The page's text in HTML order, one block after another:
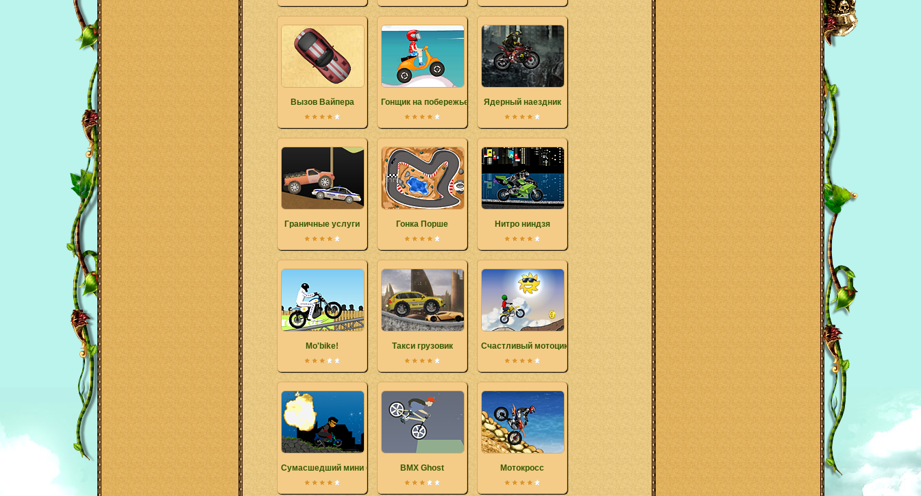
Вызов Вайпера Гонщик на побережье Ядерный наездник
Граничные услуги Гонка Порше Нитро ниндзя
Mo'bike! Такси грузовик Счастливый мотоциклист
Сумасшедший мини байк BMX Ghost Мотокросс